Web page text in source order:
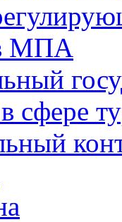
МПА
сфере